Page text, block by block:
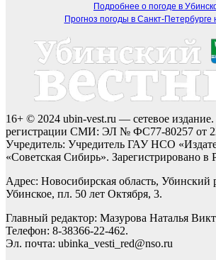
Подробнее о погоде в
Прогноз погоды в Санкт-Петербурге
16+ © 2024 ubin-vest.ru — сетевое издание.
регистрации СМИ: ЭЛ № ФС77-80257 от 22
Учредитель: Учредитель ГАУ НСО
«Советская Сибирь». Зарегистрировано в
Адрес: Новосибирская область, Убинский
Убинское, пл. 50 лет Октября, 3.
Главный редактор: Мазурова Наталья
Телефон: 8-38366-22-462.
Эл. почта: ubinka_vesti_red@nso.ru